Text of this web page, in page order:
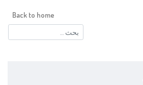
البحث
عن:
Back to home